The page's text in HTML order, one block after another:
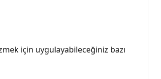
için uygulayabileceğiniz bazı